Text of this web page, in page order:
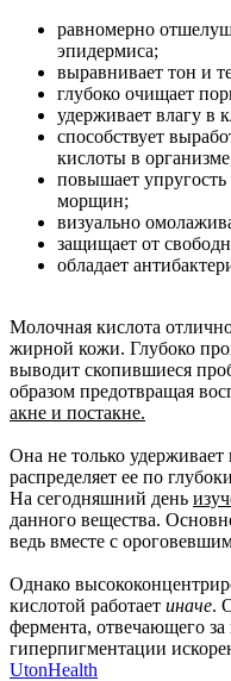
равномерно
эпидермиса;
выравнивает тон и
глубоко очищает
удерживает влагу в
способствует
кислоты в
повышает
морщин;
визуально
защищает от
обладает
Молочная кислота
жирной кожи. Глубоко
выводит скопившиеся
образом предотвращая
акне и постакне.
Она не только
распределяет ее по
На сегодняшний день
данного вещества.
ведь вместе с
Однако
кислотой работает иначе.
фермента, отвечающего
гиперпигментации
UtonHealth